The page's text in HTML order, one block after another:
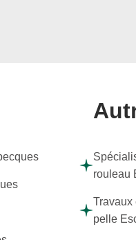
rouleau
Travaux
pelle